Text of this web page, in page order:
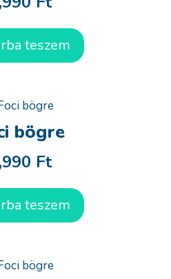
teszem
bögre
Ft
teszem